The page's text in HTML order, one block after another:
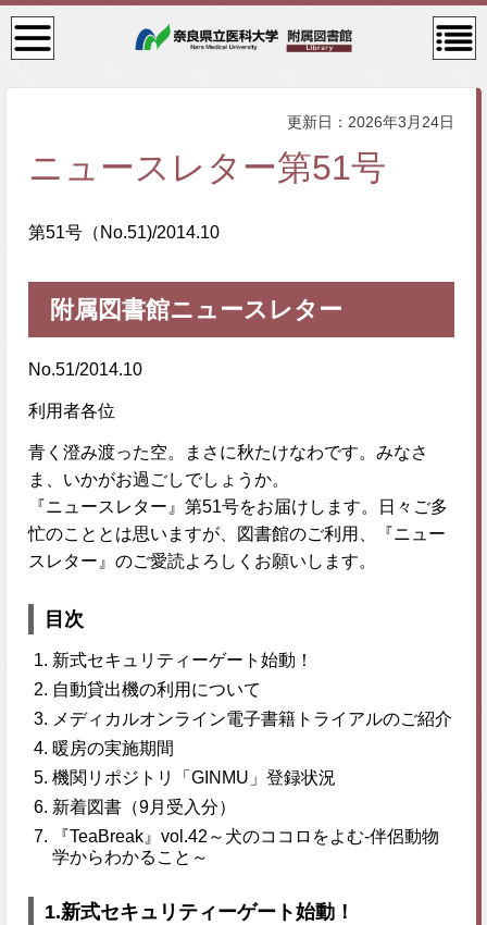
検
索・
メニ
コン
テン
ニュ
更新日：2026年3月24日
ニュースレター第51号
第51号（No.51)/2014.10
附属図書館ニュースレター
No.51/2014.10
利用者各位
青く澄み渡った空。まさに秋たけなわです。みなさ
ま、いかがお過ごしでしょうか。
『ニュースレター』第51号をお届けします。日々ご多
忙のこととは思いますが、図書館のご利用、『ニュー
スレター』のご愛読よろしくお願いします。
目次
新式セキュリティーゲート始動！
自動貸出機の利用について
メディカルオンライン電子書籍トライアルのご紹介
暖房の実施期間
機関リポジトリ「GINMU」登録状況
新着図書（9月受入分）
『TeaBreak』vol.42～犬のココロをよむ-伴侶動物
学からわかること～
1.新式セキュリティーゲート始動！